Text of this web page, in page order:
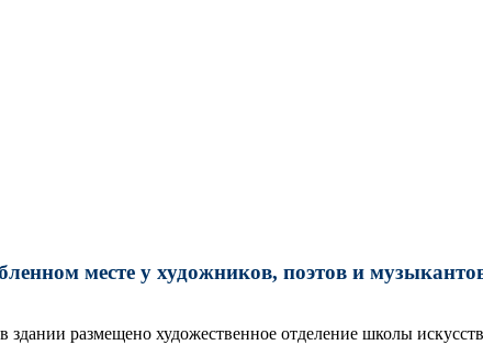
месте у художников, поэтов и
здании размещено художественное отделение школы